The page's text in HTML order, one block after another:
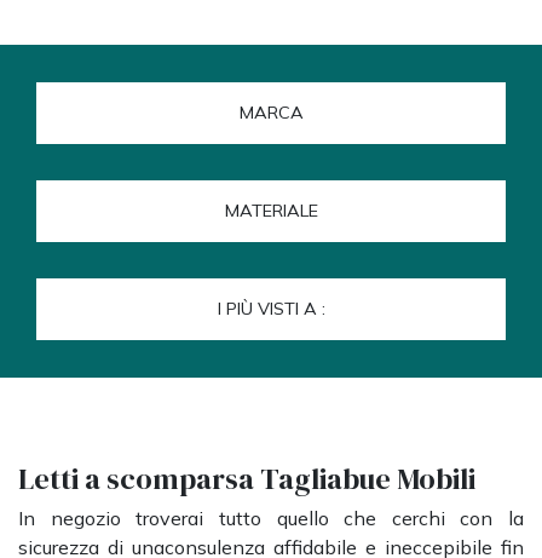
MARCA
MATERIALE
I PIÙ VISTI A :
Letti a scomparsa Tagliabue Mobili
In negozio troverai tutto quello che cerchi con la
sicurezza di unaconsulenza affidabile e ineccepibile fin